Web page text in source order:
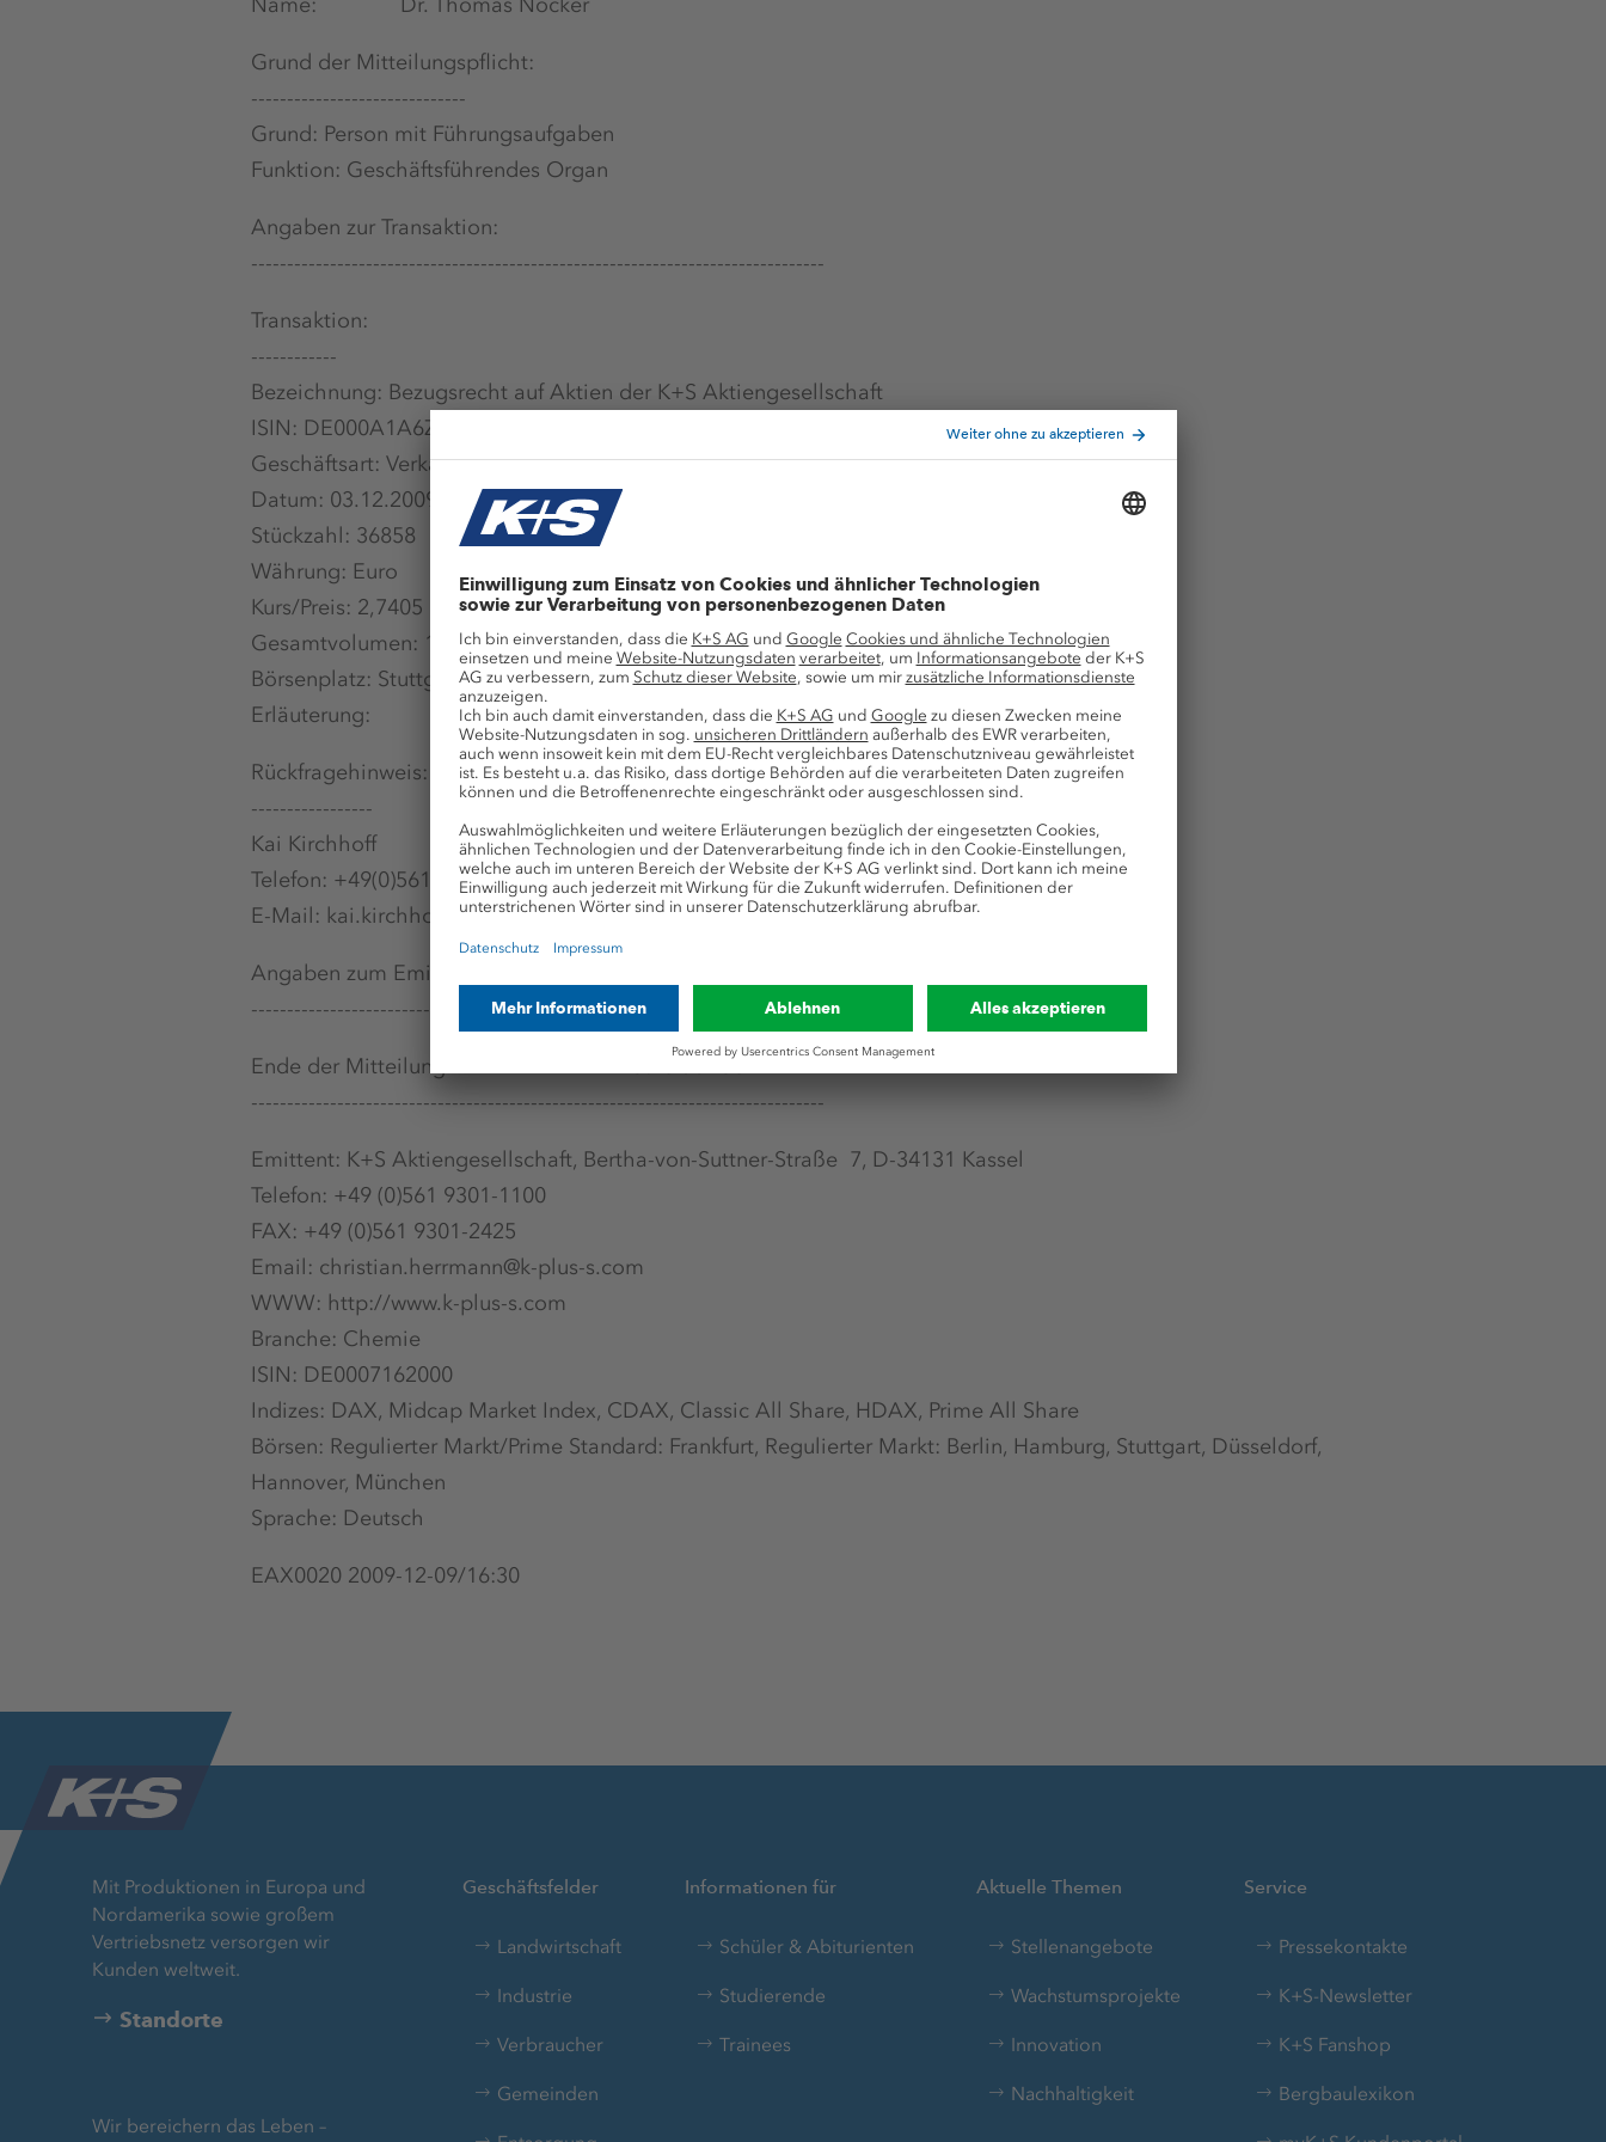
Grund der Mitteilungspflicht:
------------------------------
Grund: Person mit Führungsaufgaben
Funktion: Geschäftsführendes Organ
Angaben zur Transaktion:
--------------------------------------------------------------------------------
Transaktion:
------------
Bezeichnung: Bezugsrecht auf Aktien der K+S Aktiengesellschaft
ISIN: DE000A1A6Z69
Geschäftsart: Verkauf
Datum: 03.12.2009
Stückzahl: 36858
Währung: Euro
Kurs/Preis: 2,7405
Gesamtvolumen: 101.007,8747
Börsenplatz: Stuttgart
Erläuterung:
Rückfragehinweis:
-----------------
Kai Kirchhoff
Telefon: +49(0)561-9301-1885
E-Mail: kai.kirchhoff@k-plus-s.com
Angaben zum Emittenten:
--------------------------------------------------------------------------------
Ende der Mitteilung euro adhoc
--------------------------------------------------------------------------------
Emittent: K+S Aktiengesellschaft, Bertha-von-Suttner-Straße 7, D-34131 Kassel
Telefon: +49 (0)561 9301-1100
FAX: +49 (0)561 9301-2425
Email: christian.herrmann@k-plus-s.com
WWW: http://www.k-plus-s.com
Branche: Chemie
ISIN: DE0007162000
Indizes: DAX, Midcap Market Index, CDAX, Classic All Share, HDAX, Prime All Share
Börsen: Regulierter Markt/Prime Standard: Frankfurt, Regulierter Markt: Berlin, Hamburg, Stuttgart, Düsseldorf,
Hannover, München
Sprache: Deutsch
EAX0020 2009-12-09/16:30
Mit Produktionen in Europa und
Nordamerika sowie großem
Vertriebsnetz versorgen wir
Kunden weltweit.
Standorte
Wir bereichern das Leben –
Geschäftsfelder
Landwirtschaft
Industrie
Verbraucher
Gemeinden
Informationen für
Schüler & Abiturienten
Studierende
Trainees
Aktuelle Themen
Stellenangebote
Wachstumsprojekte
Innovation
Nachhaltigkeit
Service
Pressekontakte
K+S-Newsletter
K+S Fanshop
Bergbaulexikon